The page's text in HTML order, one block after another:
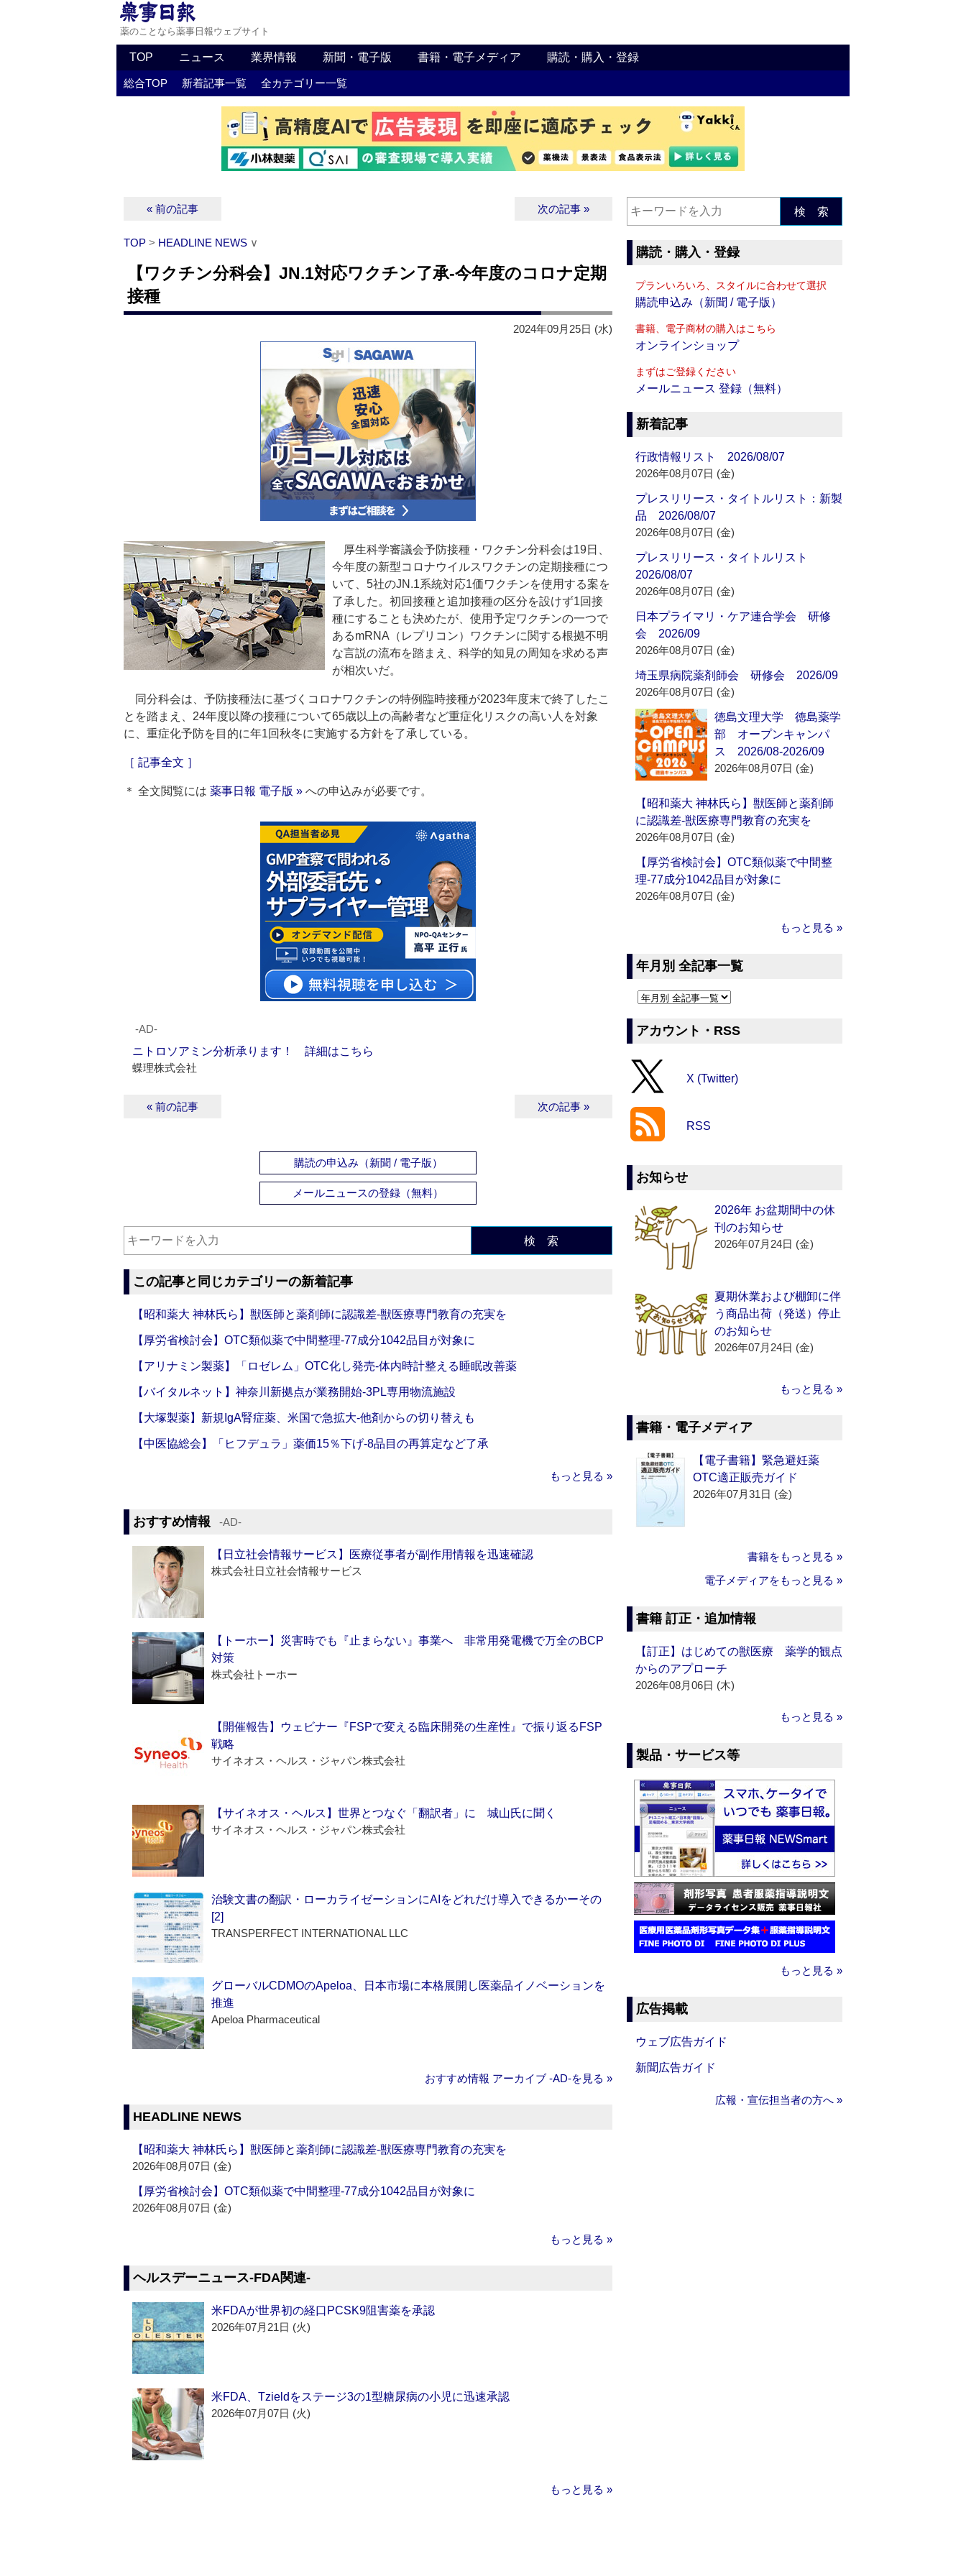
薬のことなら薬事日報ウェブサイト
TOP ニュース 業界情報 新聞・電子版 書籍・電子メディア 購読・購入・登録
総合TOP 新着記事一覧 全カテゴリー一覧
« 前の記事 次の記事 »
TOP > HEADLINE NEWS ∨
【ワクチン分科会】JN.1対応ワクチン了承‐今年度のコロナ定期
接種
2024年09月25日 (水)
厚生科学審議会予防接種・ワクチン分科会は19日、
今年度の新型コロナウイルスワクチンの定期接種につ
いて、5社のJN.1系統対応1価ワクチンを使用する案を
了承した。初回接種と追加接種の区分を設けず1回接
種にすることも決めたが、使用予定ワクチンの一つで
あるmRNA（レプリコン）ワクチンに関する根拠不明
な言説の流布を踏まえ、科学的知見の周知を求める声
が相次いだ。
同分科会は、予防接種法に基づくコロナワクチンの特例臨時接種が2023年度末で終了したこ
とを踏まえ、24年度以降の接種について65歳以上の高齢者など重症化リスクの高い人を対象
に、重症化予防を目的に年1回秋冬に実施する方針を了承している。
［ 記事全文 ］
＊ 全文閲覧には 薬事日報 電子版 » への申込みが必要です。
‐AD‐
ニトロソアミン分析承ります！ 詳細はこちら
蝶理株式会社
« 前の記事 次の記事 »
購読の申込み（新聞 / 電子版）
メールニュースの登録（無料）
検 索
この記事と同じカテゴリーの新着記事
【昭和薬大 神林氏ら】獣医師と薬剤師に認識差‐獣医療専門教育の充実を
【厚労省検討会】OTC類似薬で中間整理‐77成分1042品目が対象に
【アリナミン製薬】「ロゼレム」OTC化し発売‐体内時計整える睡眠改善薬
【バイタルネット】神奈川新拠点が業務開始‐3PL専用物流施設
【大塚製薬】新規IgA腎症薬、米国で急拡大‐他剤からの切り替えも
【中医協総会】「ヒフデュラ」薬価15％下げ‐8品目の再算定など了承
もっと見る »
おすすめ情報 ‐AD‐
【日立社会情報サービス】医療従事者が副作用情報を迅速確認
株式会社日立社会情報サービス
【トーホー】災害時でも『止まらない』事業へ 非常用発電機で万全のBCP
対策
株式会社トーホー
【開催報告】ウェビナー『FSPで変える臨床開発の生産性』で振り返るFSP
戦略
サイネオス・ヘルス・ジャパン株式会社
【サイネオス・ヘルス】世界とつなぐ「翻訳者」に 城山氏に聞く
サイネオス・ヘルス・ジャパン株式会社
治験文書の翻訳・ローカライゼーションにAIをどれだけ導入できるかーその
[2]
TRANSPERFECT INTERNATIONAL LLC
グローバルCDMOのApeloa、日本市場に本格展開し医薬品イノベーションを
推進
Apeloa Pharmaceutical
おすすめ情報 アーカイブ ‐AD‐を見る »
HEADLINE NEWS
【昭和薬大 神林氏ら】獣医師と薬剤師に認識差‐獣医療専門教育の充実を
2026年08月07日 (金)
【厚労省検討会】OTC類似薬で中間整理‐77成分1042品目が対象に
2026年08月07日 (金)
もっと見る »
ヘルスデーニュース‐FDA関連‐
米FDAが世界初の経口PCSK9阻害薬を承認
2026年07月21日 (火)
米FDA、Tzieldをステージ3の1型糖尿病の小児に迅速承認
2026年07月07日 (火)
もっと見る »
検 索
購読・購入・登録
プランいろいろ、スタイルに合わせて選択
購読申込み（新聞 / 電子版）
書籍、電子商材の購入はこちら
オンラインショップ
まずはご登録ください
メールニュース 登録（無料）
新着記事
行政情報リスト 2026/08/07
2026年08月07日 (金)
プレスリリース・タイトルリスト：新製
品 2026/08/07
2026年08月07日 (金)
プレスリリース・タイトルリスト
2026/08/07
2026年08月07日 (金)
日本プライマリ・ケア連合学会 研修
会 2026/09
2026年08月07日 (金)
埼玉県病院薬剤師会 研修会 2026/09
2026年08月07日 (金)
徳島文理大学 徳島薬学
部 オープンキャンパ
ス 2026/08-2026/09
2026年08月07日 (金)
【昭和薬大 神林氏ら】獣医師と薬剤師
に認識差‐獣医療専門教育の充実を
2026年08月07日 (金)
【厚労省検討会】OTC類似薬で中間整
理‐77成分1042品目が対象に
2026年08月07日 (金)
もっと見る »
年月別 全記事一覧
アカウント・RSS
X (Twitter)
RSS
お知らせ
2026年 お盆期間中の休
刊のお知らせ
2026年07月24日 (金)
夏期休業および棚卸に伴
う商品出荷（発送）停止
のお知らせ
2026年07月24日 (金)
もっと見る »
書籍・電子メディア
【電子書籍】緊急避妊薬
OTC適正販売ガイド
2026年07月31日 (金)
書籍をもっと見る »
電子メディアをもっと見る »
書籍 訂正・追加情報
【訂正】はじめての獣医療 薬学的観点
からのアプローチ
2026年08月06日 (木)
もっと見る »
製品・サービス等
もっと見る »
広告掲載
ウェブ広告ガイド
新聞広告ガイド
広報・宣伝担当者の方へ »